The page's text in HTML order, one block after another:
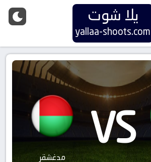
يلا شوت
yallaa-shoots.com
VS مدغشقر